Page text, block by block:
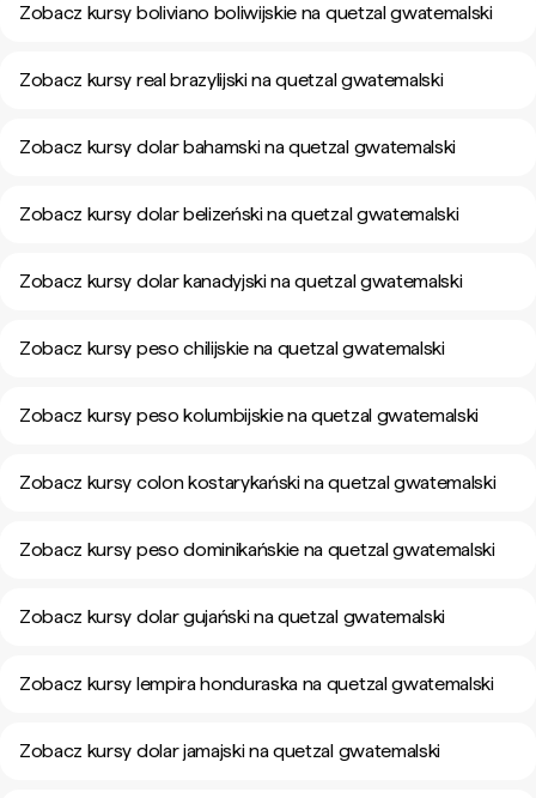
Zobacz kursy boliviano boliwijskie na quetzal gwatemalski
Zobacz kursy real brazylijski na quetzal gwatemalski
Zobacz kursy dolar bahamski na quetzal gwatemalski
Zobacz kursy dolar belizeński na quetzal gwatemalski
Zobacz kursy dolar kanadyjski na quetzal gwatemalski
Zobacz kursy peso chilijskie na quetzal gwatemalski
Zobacz kursy peso kolumbijskie na quetzal gwatemalski
Zobacz kursy colon kostarykański na quetzal gwatemalski
Zobacz kursy peso dominikańskie na quetzal gwatemalski
Zobacz kursy dolar gujański na quetzal gwatemalski
Zobacz kursy lempira honduraska na quetzal gwatemalski
Zobacz kursy dolar jamajski na quetzal gwatemalski